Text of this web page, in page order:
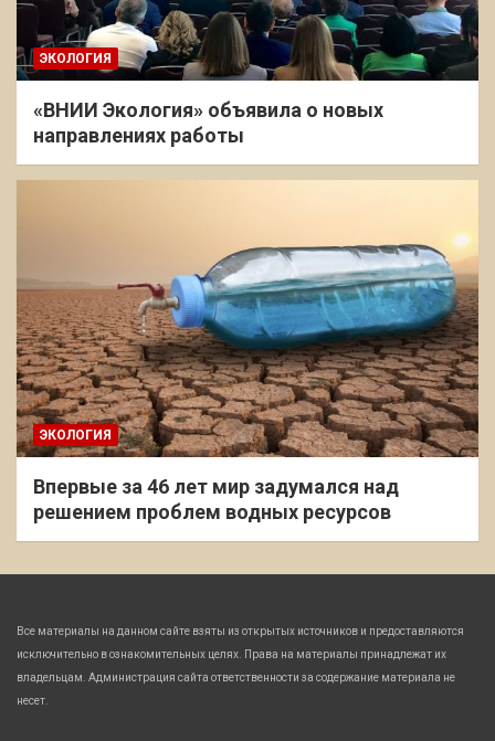
ЭКОЛОГИЯ
«ВНИИ Экология» объявила о новых
направлениях работы
ЭКОЛОГИЯ
Впервые за 46 лет мир задумался над
решением проблем водных ресурсов
Все материалы на данном сайте взяты из открытых источников и предоставляются
исключительно в ознакомительных целях. Права на материалы принадлежат их
владельцам. Администрация сайта ответственности за содержание материала не
несет.